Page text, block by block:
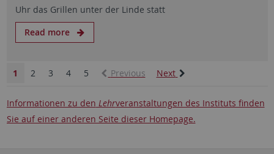
Uhr das Grillen unter der Linde statt
Read more
Previous
1 2 3 4 5 Next
Informationen zu den Lehrveranstaltungen des Instituts finden
Sie auf einer anderen Seite dieser Homepage.